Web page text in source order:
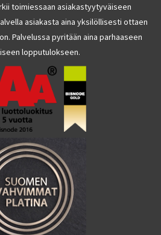
toimiessaan asiakastyytyväiseen
asiakasta aina yksilöllisesti ottaen
Palvelussa pyritään aina parhaaseen
lopputulokseen.